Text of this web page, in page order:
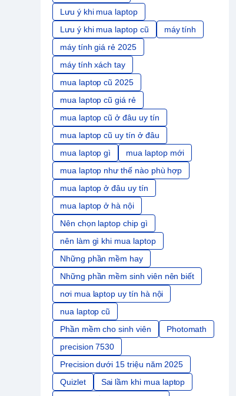
Lưu ý khi mua laptop
Lưu ý khi mua laptop cũ
máy tính
máy tính giá rẻ 2025
máy tính xách tay
mua laptop cũ 2025
mua laptop cũ giá rẻ
mua laptop cũ ở đâu uy tín
mua laptop cũ uy tín ở đâu
mua laptop gì
mua laptop mới
mua laptop như thế nào phù hợp
mua laptop ở đâu uy tín
mua laptop ở hà nội
Nên chọn laptop chip gì
nên làm gì khi mua laptop
Những phần mềm hay
Những phần mềm sinh viên nên biết
nơi mua laptop uy tín hà nội
nua laptop cũ
Phần mềm cho sinh viên
Photomath
precision 7530
Precision dưới 15 triệu năm 2025
Quizlet
Sai lầm khi mua laptop